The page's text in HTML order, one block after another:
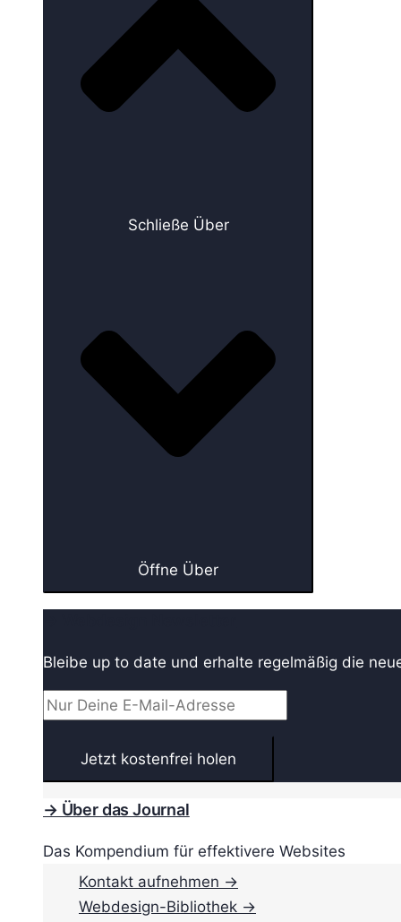
Schließe Über
Öffne Über
Bleibe up to date und erhalte regelmäßig die
→ Über das Journal
Das Kompendium für effektivere Websites
Kontakt aufnehmen →
Webdesign-Bibliothek →